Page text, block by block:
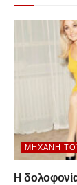
ΜΗΧΑΝΉ
Η